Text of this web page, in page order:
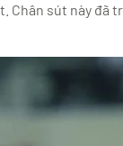
Chân sút này